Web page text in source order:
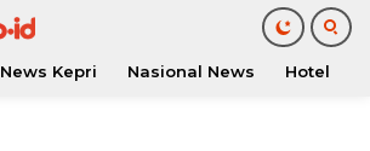
News Kepri Nasional News Hotel